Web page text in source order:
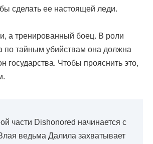
сделать ее настоящей леди.
а тренированный боец. В роли
по тайным убийствам она должна
государства. Чтобы прояснить это,
части Dishonored начинается с
ведьма Далила захватывает